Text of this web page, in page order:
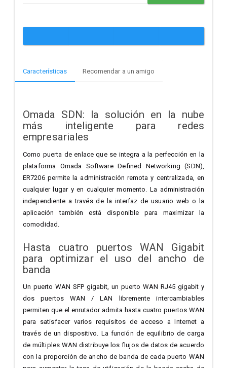
Características Recomendar a un amigo
Omada SDN: la solución en la nube
más inteligente para redes
empresariales
Como puerta de enlace que se integra a la perfección en la
plataforma Omada Software Defined Networking (SDN),
ER7206 permite la administración remota y centralizada, en
cualquier lugar y en cualquier momento. La administración
independiente a través de la interfaz de usuario web o la
aplicación también está disponible para maximizar la
comodidad.
Hasta cuatro puertos WAN Gigabit
para optimizar el uso del ancho de
banda
Un puerto WAN SFP gigabit, un puerto WAN RJ45 gigabit y
dos puertos WAN / LAN libremente intercambiables
permiten que el enrutador admita hasta cuatro puertos WAN
para satisfacer varios requisitos de acceso a Internet a
través de un dispositivo. La función de equilibrio de carga
de múltiples WAN distribuye los flujos de datos de acuerdo
con la proporción de ancho de banda de cada puerto WAN